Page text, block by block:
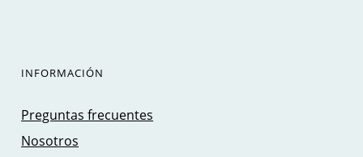
INFORMACIÓN
Preguntas frecuentes
Nosotros